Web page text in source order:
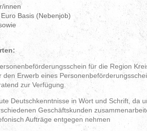
innen
Basis (Nebenjob)
für die Region
den Erwerb eines
zur Verfügung.
Deutschkenntnisse in Wort und Schrift, da
Geschäftskunden
Aufträge entgegen nehmen